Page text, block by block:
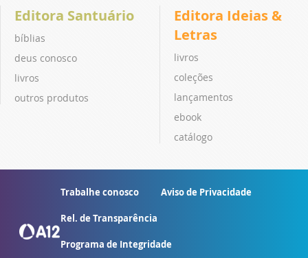
Editora Santuário
bíblias
deus conosco
livros
outros produtos
Editora Ideias &
Letras
livros
coleções
lançamentos
ebook
catálogo
Trabalhe conosco Aviso de Privacidade
Rel. de Transparência
Programa de Integridade